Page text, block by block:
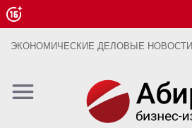
ЭКОНОМИЧЕСКИЕ ДЕЛОВЫЕ НОВОСТИ